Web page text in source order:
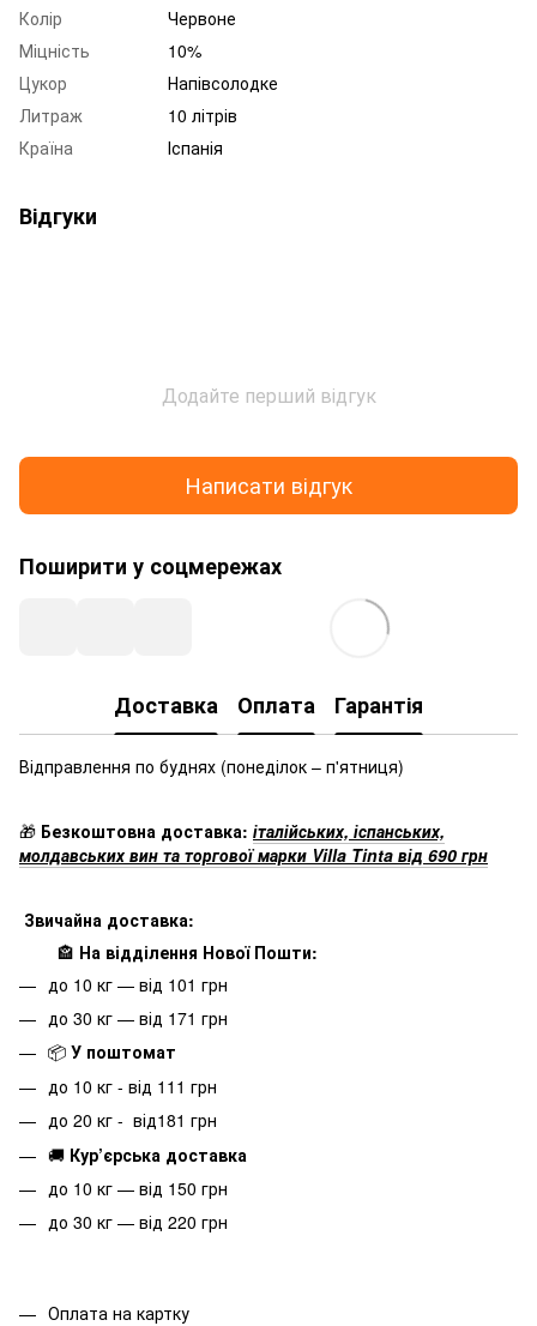
Колір
Червоне
Міцність
10%
Цукор
Напівсолодке
Литраж
10 літрів
Країна
Іспанія
Відгуки
Додайте перший відгук
Написати відгук
Поширити у соцмережах
Доставка Оплата Гарантія
Відправлення по буднях (понеділок – п'ятниця)
🎁 Безкоштовна доставка: італійських, іспанських,
молдавських вин та торгової марки Villa Tinta від 690 грн
Звичайна доставка:
🏤 На відділення Нової Пошти:
до 10 кг — від 101 грн
до 30 кг — від 171 грн
📦 У поштомат
до 10 кг - від 111 грн
до 20 кг - від181 грн
🚚 Кур’єрська доставка
до 10 кг — від 150 грн
до 30 кг — від 220 грн
Оплата на картку